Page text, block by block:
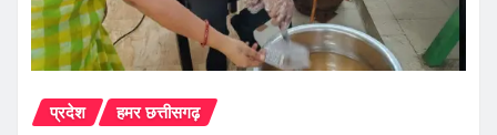
प्रदेश हमर छत्तीसगढ़